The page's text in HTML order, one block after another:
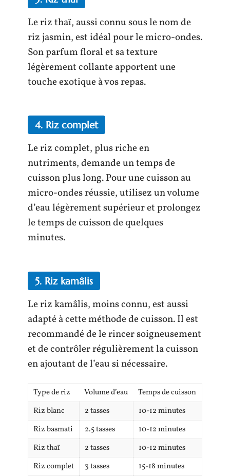
Le riz thaï, aussi connu sous le nom de
riz jasmin, est idéal pour le micro-ondes.
Son parfum floral et sa texture
légèrement collante apportent une
touche exotique à vos repas.
4. Riz complet
Le riz complet, plus riche en
nutriments, demande un temps de
cuisson plus long. Pour une cuisson au
micro-ondes réussie, utilisez un volume
d’eau légèrement supérieur et prolongez
le temps de cuisson de quelques
minutes.
5. Riz kamâlis
Le riz kamâlis, moins connu, est aussi
adapté à cette méthode de cuisson. Il est
recommandé de le rincer soigneusement
et de contrôler régulièrement la cuisson
en ajoutant de l’eau si nécessaire.
Type de riz Volume d’eau
Temps de cuisson
Riz blanc
2 tasses
10-12 minutes
Riz basmati
2.5 tasses
10-12 minutes
Riz thaï
2 tasses
10-12 minutes
Riz complet
3 tasses
15-18 minutes